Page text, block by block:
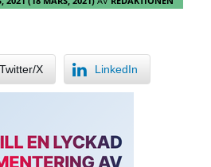
Twitter/X LinkedIn